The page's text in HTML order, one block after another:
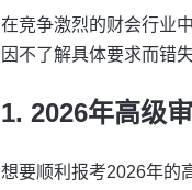
在竞争激烈的财会行业
因不了解具体要求而错
1. 2026年高级
想要顺利报考2026年的